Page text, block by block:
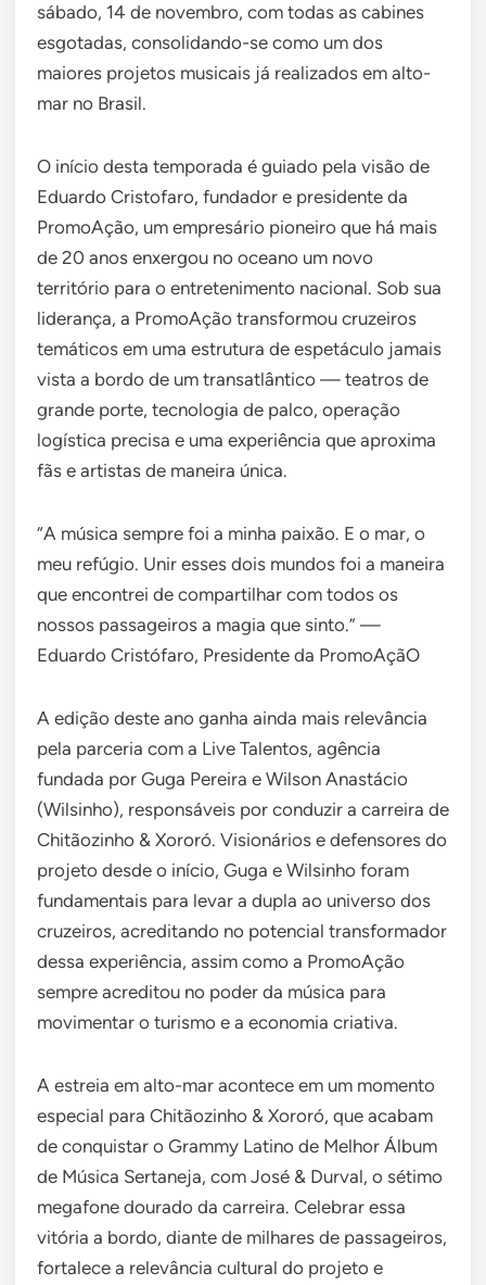
sábado, 14 de novembro, com todas as cabines
esgotadas, consolidando-se como um dos
maiores projetos musicais já realizados em alto-
mar no Brasil.
O início desta temporada é guiado pela visão de
Eduardo Cristofaro, fundador e presidente da
PromoAção, um empresário pioneiro que há mais
de 20 anos enxergou no oceano um novo
território para o entretenimento nacional. Sob sua
liderança, a PromoAção transformou cruzeiros
temáticos em uma estrutura de espetáculo jamais
vista a bordo de um transatlântico — teatros de
grande porte, tecnologia de palco, operação
logística precisa e uma experiência que aproxima
fãs e artistas de maneira única.
“A música sempre foi a minha paixão. E o mar, o
meu refúgio. Unir esses dois mundos foi a maneira
que encontrei de compartilhar com todos os
nossos passageiros a magia que sinto.” —
Eduardo Cristófaro, Presidente da PromoAçãO
A edição deste ano ganha ainda mais relevância
pela parceria com a Live Talentos, agência
fundada por Guga Pereira e Wilson Anastácio
(Wilsinho), responsáveis por conduzir a carreira de
Chitãozinho & Xororó. Visionários e defensores do
projeto desde o início, Guga e Wilsinho foram
fundamentais para levar a dupla ao universo dos
cruzeiros, acreditando no potencial transformador
dessa experiência, assim como a PromoAção
sempre acreditou no poder da música para
movimentar o turismo e a economia criativa.
A estreia em alto-mar acontece em um momento
especial para Chitãozinho & Xororó, que acabam
de conquistar o Grammy Latino de Melhor Álbum
de Música Sertaneja, com José & Durval, o sétimo
megafone dourado da carreira. Celebrar essa
vitória a bordo, diante de milhares de passageiros,
fortalece a relevância cultural do projeto e